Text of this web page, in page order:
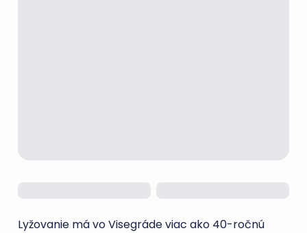
Lyžovanie má vo Visegráde viac ako 40-ročnú